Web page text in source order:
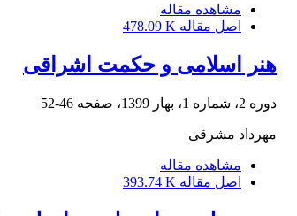
مشاهده مقاله
اصل مقاله 478.09 K
هنر اسلامی و حکمت اشراقی
دوره 2، شماره 1، بهار 1399، صفحه 46-52
مهرداد مشرقی
مشاهده مقاله
اصل مقاله 393.74 K